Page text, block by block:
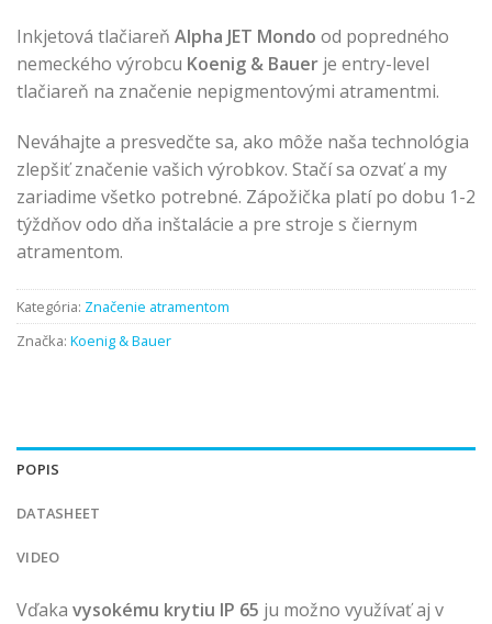
Inkjetová tlačiareň Alpha JET Mondo od popredného
nemeckého výrobcu Koenig & Bauer je entry-level
tlačiareň na značenie nepigmentovými atramentmi.
Neváhajte a presvedčte sa, ako môže naša technológia
zlepšiť značenie vašich výrobkov. Stačí sa ozvať a my
zariadime všetko potrebné. Zápožička platí po dobu 1-2
týždňov odo dňa inštalácie a pre stroje s čiernym
atramentom.
Kategória: Značenie atramentom
Značka: Koenig & Bauer
POPIS
DATASHEET
VIDEO
Vďaka vysokému krytiu IP 65 ju možno využívať aj v